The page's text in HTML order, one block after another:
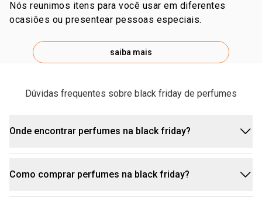
nós reunimos itens para você usar em diferentes
ocasiões ou presentear pessoas especiais.
saiba mais
perfume amadeirado
Dúvidas frequentes sobre black friday de perfumes
Onde encontrar perfumes na black friday?
Aqui no site da Natura mesmo. Durante o mês de
novembro, acesse a página depromoçõespara
Como comprar perfumes na black friday?